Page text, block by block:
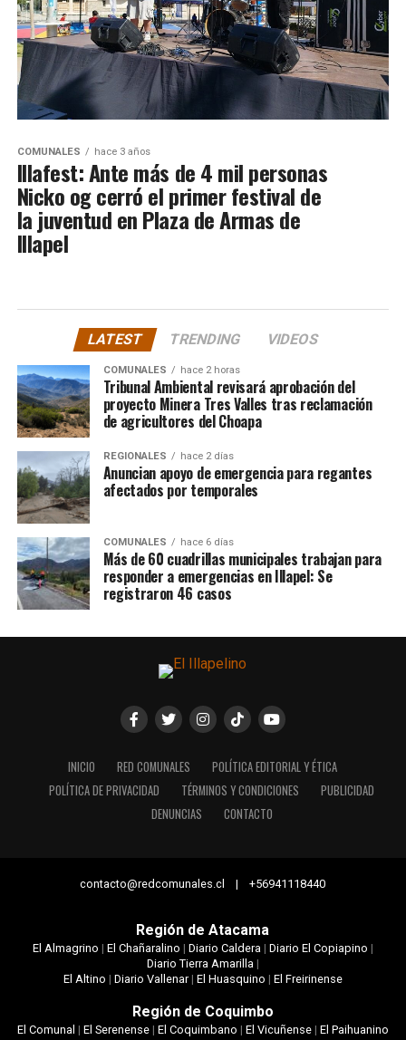
COMUNALES hace 3 años
Illafest: Ante más de 4 mil personas
Nicko og cerró el primer festival de
la juventud en Plaza de Armas de
Illapel
LATEST TRENDING VIDEOS
COMUNALES hace 2 horas
Tribunal Ambiental revisará aprobación del
proyecto Minera Tres Valles tras reclamación
de agricultores del Choapa
REGIONALES hace 2 días
Anuncian apoyo de emergencia para regantes
afectados por temporales
COMUNALES hace 6 días
Más de 60 cuadrillas municipales trabajan para
responder a emergencias en Illapel: Se
registraron 46 casos
INICIO RED COMUNALES
POLÍTICA EDITORIAL Y ÉTICA
POLÍTICA DE PRIVACIDAD
TÉRMINOS Y CONDICIONES
PUBLICIDAD
DENUNCIAS
CONTACTO
contacto@redcomunales.cl | +56941118440
Región de Atacama
El Almagrino | El Chañaralino | Diario Caldera | Diario El Copiapino |
Diario Tierra Amarilla |
El Altino | Diario Vallenar| El Huasquino | El Freirinense
Región de Coquimbo
El Comunal | El Serenense| El Coquimbano | El Vicuñense| El Paihuanino